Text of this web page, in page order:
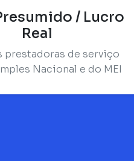
/ Lucro
Real
prestadoras de serviço
Nacional e do MEI